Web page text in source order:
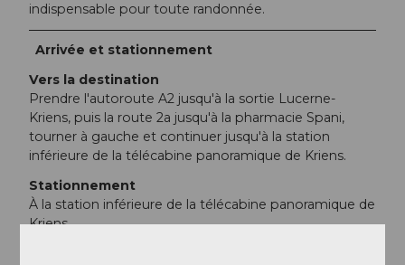
indispensable pour toute randonnée.
Arrivée et stationnement
Vers la destination
Prendre l'autoroute A2 jusqu'à la sortie Lucerne-
Kriens, puis la route 2a jusqu'à la pharmacie Spani,
tourner à gauche et continuer jusqu'à la station
inférieure de la télécabine panoramique de Kriens.
Stationnement
À la station inférieure de la télécabine panoramique de
Kriens